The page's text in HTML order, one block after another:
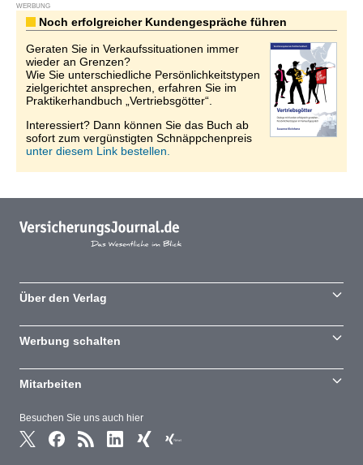
WERBUNG
Noch erfolgreicher Kundengespräche führen
Geraten Sie in Verkaufssituationen immer
wieder an Grenzen?
Wie Sie unterschiedliche Persönlichkeitstypen
zielgerichtet ansprechen, erfahren Sie im
Praktikerhandbuch „Vertriebsgötter“.
Interessiert? Dann können Sie das Buch ab
sofort zum vergünstigten Schnäppchenpreis
unter diesem Link bestellen.
Besuchen Sie uns auch hier
Über den Verlag
Werbung schalten
Mitarbeiten